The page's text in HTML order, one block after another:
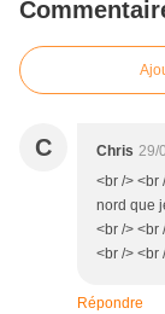
C Chris 29/
<br /> <br
nord que
<br /> <br
<br /> <br
Répondre